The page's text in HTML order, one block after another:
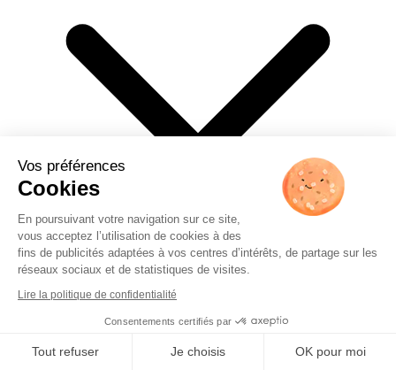
Vos préférences
Cookies
En poursuivant votre navigation sur ce site,
vous acceptez l’utilisation de cookies à des
fins de publicités adaptées à vos centres d’intérêts, de partage sur les
réseaux sociaux et de statistiques de visites.
Lire la politique de confidentialité
Consentements certifiés par
Tout refuser Je choisis OK pour moi
Nos services